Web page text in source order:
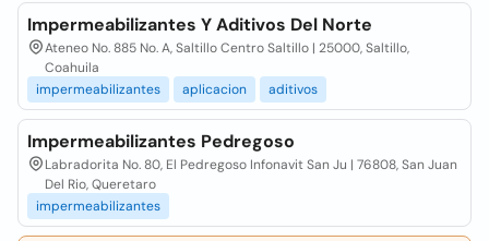
Impermeabilizantes Y Aditivos Del Norte
Ateneo No. 885 No. A, Saltillo Centro Saltillo | 25000, Saltillo,
Coahuila
impermeabilizantes
aplicacion aditivos
Impermeabilizantes Pedregoso
Labradorita No. 80, El Pedregoso Infonavit San Ju | 76808, San Juan
Del Rio, Queretaro
impermeabilizantes